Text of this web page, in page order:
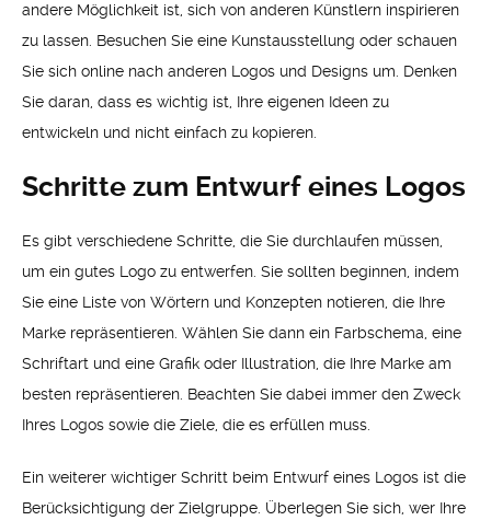
andere Möglichkeit ist, sich von anderen Künstlern inspirieren
zu lassen. Besuchen Sie eine Kunstausstellung oder schauen
Sie sich online nach anderen Logos und Designs um. Denken
Sie daran, dass es wichtig ist, Ihre eigenen Ideen zu
entwickeln und nicht einfach zu kopieren.
Schritte zum Entwurf eines Logos
Es gibt verschiedene Schritte, die Sie durchlaufen müssen,
um ein gutes Logo zu entwerfen. Sie sollten beginnen, indem
Sie eine Liste von Wörtern und Konzepten notieren, die Ihre
Marke repräsentieren. Wählen Sie dann ein Farbschema, eine
Schriftart und eine Grafik oder Illustration, die Ihre Marke am
besten repräsentieren. Beachten Sie dabei immer den Zweck
Ihres Logos sowie die Ziele, die es erfüllen muss.
Ein weiterer wichtiger Schritt beim Entwurf eines Logos ist die
Berücksichtigung der Zielgruppe. Überlegen Sie sich, wer Ihre